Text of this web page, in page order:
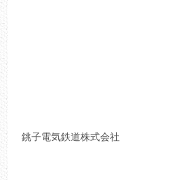
銚子電気鉄道株式会社